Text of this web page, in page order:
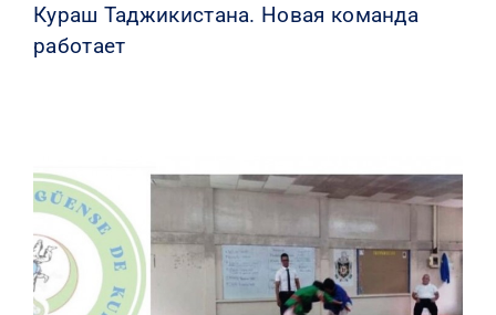
Кураш Таджикистана. Новая команда
работает